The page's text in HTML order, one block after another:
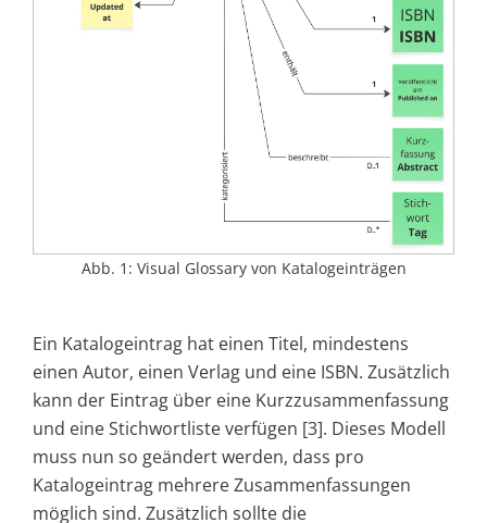
Abb. 1: Visual Glossary von Katalogeinträgen
Ein Katalogeintrag hat einen Titel, mindestens
einen Autor, einen Verlag und eine ISBN. Zusätzlich
kann der Eintrag über eine Kurzzusammenfassung
und eine Stichwortliste verfügen [3]. Dieses Modell
muss nun so geändert werden, dass pro
Katalogeintrag mehrere Zusammenfassungen
möglich sind. Zusätzlich sollte die